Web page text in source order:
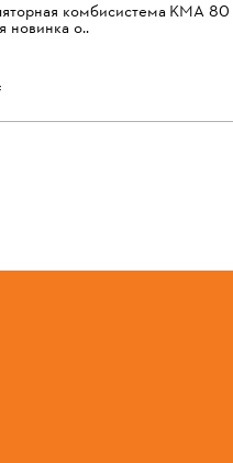
комбисистема KMA 80
новинка о..